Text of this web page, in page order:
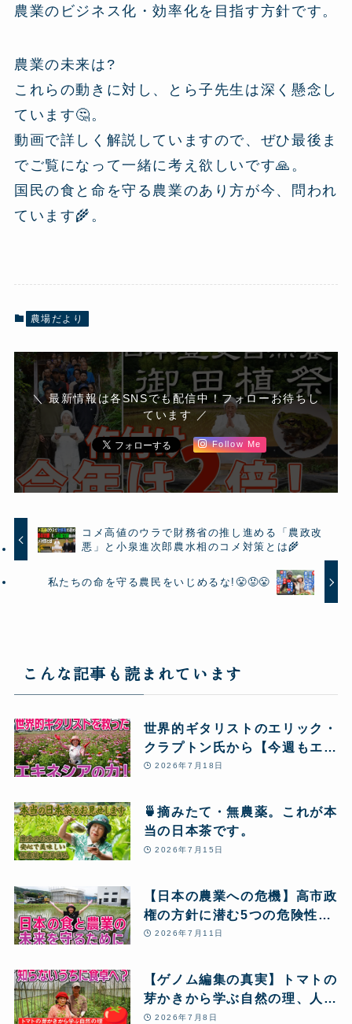
農業のビジネス化・効率化を目指す方針です。
農業の未来は?
これらの動きに対し、とら子先生は深く懸念し
ています🤔。
動画で詳しく解説していますので、ぜひ最後ま
でご覧になって一緒に考え欲しいです🙏。
国民の食と命を守る農業のあり方が今、問われ
ています🌾。
農場だより
＼ 最新情報は各SNSでも配信中！フォローお待ちし
ています ／
Follow Me
コメ高値のウラで財務省の推し進める「農政改
悪」と小泉進次郎農水相のコメ対策とは🌾
私たちの命を守る農民をいじめるな!😤😡😤
こんな記事も読まれています
世界的ギタリストのエリック・
クラプトン氏から【今週もエキ
ネシア酵素12本】のリピート
から大復活し、愛用し続ける秘
密とは!?
2026年7月18日
🍵摘みたて・無農薬。これが本
当の日本茶です。
2026年7月15日
【日本の農業への危機】高市政
権の方針に潜む5つの危険性
と、私たちが「自然農」のクラ
理由
2026年7月11日
【ゲノム編集の真実】トマトの
芽かきから学ぶ自然の理、人工
的な食がもたらす危機を生き抜
2026年7月8日